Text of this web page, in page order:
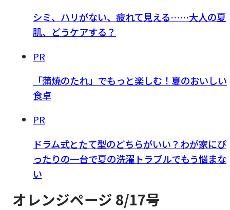
シミ、ハリがない、疲れて見える……大人の夏
肌、どうケアする？
PR
「蒲焼のたれ」でもっと楽しむ！夏のおいしい
食卓
PR
ドラム式とたて型のどちらがいい？わが家にぴ
ったりの一台で夏の洗濯トラブルでもう悩まな
い
オレンジページ 8/17号